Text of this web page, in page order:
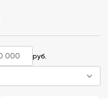
руб.